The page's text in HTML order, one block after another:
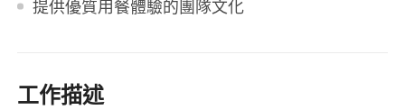
提供優質用餐體驗的團隊文化
工作描述